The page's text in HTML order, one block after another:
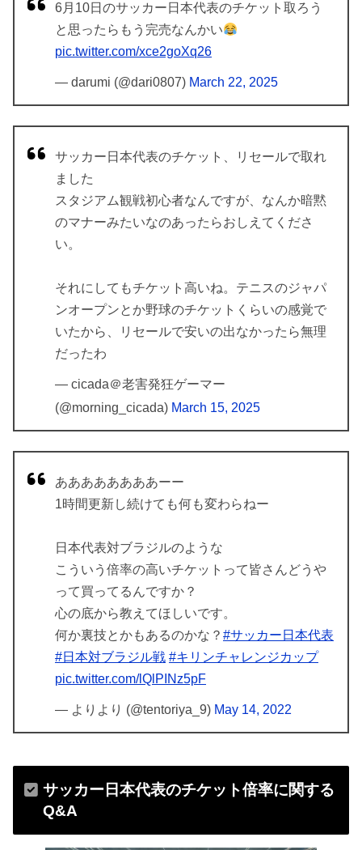
6月10日のサッカー日本代表のチケット取ろう
と思ったらもう完売なんかい
pic.twitter.com/xce2goXq26
— darumi (@dari0807) March 22, 2025
サッカー日本代表のチケット、リセールで取れ
ました
スタジアム観戦初心者なんですが、なんか暗黙
のマナーみたいなのあったらおしえてくださ
い。
それにしてもチケット高いね。テニスのジャパ
ンオープンとか野球のチケットくらいの感覚で
いたから、リセールで安いの出なかったら無理
だったわ
— cicada＠老害発狂ゲーマー
(@morning_cicada) March 15, 2025
ああああああああーー
1時間更新し続けても何も変わらねー
日本代表対ブラジルのような
こういう倍率の高いチケットって皆さんどうや
って買ってるんですか？
心の底から教えてほしいです。
何か裏技とかもあるのかな？ #サッカー日本代表
#日本対ブラジル戦 #キリンチャレンジカップ
pic.twitter.com/lQlPINz5pF
— よりより (@tentoriya_9) May 14, 2022
サッカー日本代表のチケット倍率に関する
Q&A